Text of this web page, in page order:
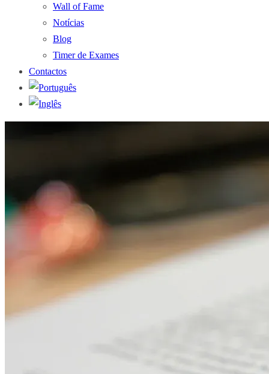
Wall of Fame
Notícias
Blog
Timer de Exames
Contactos